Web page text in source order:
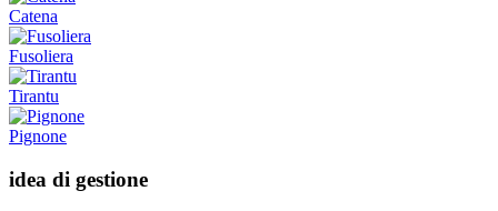
Catena
Fusoliera
Tirantu
Pignone
idea di gestione